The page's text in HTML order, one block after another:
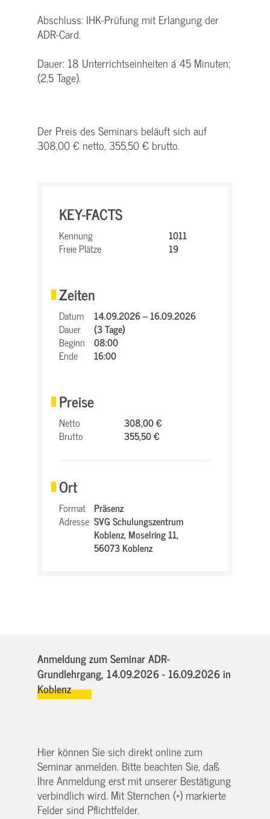
Abschluss: IHK-Prüfung mit Erlangung der
ADR-Card.
Dauer: 18 Unterrichtseinheiten á 45 Minuten;
(2,5 Tage).
Der Preis des Seminars beläuft sich auf
308,00 € netto, 355,50 € brutto.
KEY-FACTS
Kennung
1011
Freie Plätze
19
Zeiten
Datum
14.09.2026 – 16.09.2026
Dauer
(3 Tage)
Beginn
08:00
Ende
16:00
Preise
Netto
308,00 €
Brutto
355,50 €
Ort
Format Präsenz
Adresse SVG Schulungszentrum
Koblenz,Moselring 11,
56073 Koblenz
Anmeldung zum Seminar ADR-
Grundlehrgang, 14.09.2026 - 16.09.2026in
Koblenz
Hier können Sie sich direkt online zum
Seminar anmelden. Bitte beachten Sie, daß
Ihre Anmeldung erst mit unserer Bestätigung
verbindlich wird. Mit Sternchen (*) markierte
Felder sind Pflichtfelder.